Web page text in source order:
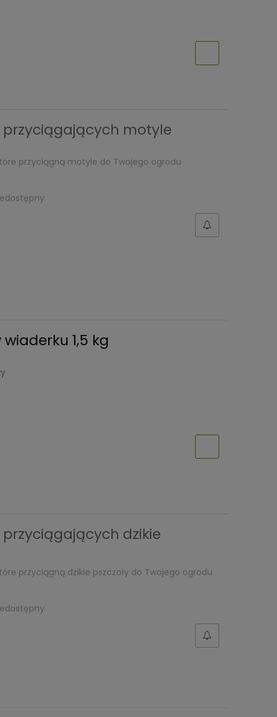
motyle
przyciągną motyle do Twojego ogrodu
1,5 kg
dzikie
przyciągną dzikie pszczoły do Twojego ogrodu